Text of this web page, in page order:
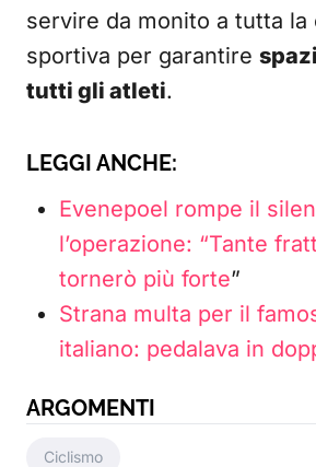
servire da monito a tutta la
sportiva per garantire
tutti gli atleti.
LEGGI ANCHE:
Evenepoel rompe il
l’operazione: “Tante
tornerò più forte”
Strana multa per il
italiano: pedalava in
ARGOMENTI
Ciclismo